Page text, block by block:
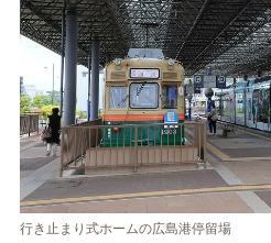
行き止まり式ホームの広島港停留場